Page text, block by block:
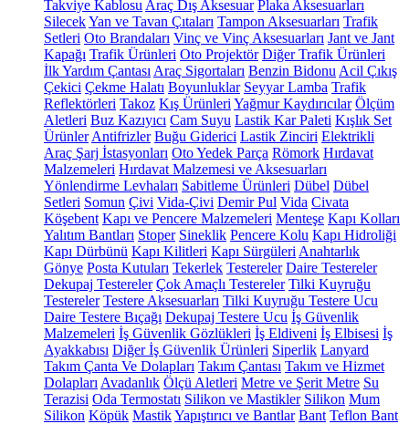
Takviye Kablosu Araç Dış Aksesuar Plaka Aksesuarları
SilecekYan ve Tavan Çıtaları Tampon Aksesuarları Trafik
Setleri Oto Brandaları Vinç ve Vinç Aksesuarları Jant ve Jant
Kapağı Trafik Ürünleri Oto Projektör Diğer Trafik Ürünleri
İlk Yardım Çantası Araç Sigortaları Benzin Bidonu Acil Çıkış
Çekici Çekme Halatı Boyunluklar Seyyar Lamba Trafik
Reflektörleri Takoz Kış Ürünleri Yağmur Kaydırıcılar Ölçüm
Aletleri Buz Kazıyıcı Cam Suyu Lastik Kar Paleti Kışlık Set
Ürünler Antifrizler Buğu Giderici Lastik Zinciri Elektrikli
Araç Şarj İstasyonları Oto Yedek Parça Römork Hırdavat
Malzemeleri Hırdavat Malzemesi ve Aksesuarları
Yönlendirme Levhaları Sabitleme Ürünleri Dübel Dübel
Setleri Somun Çivi Vida-Çivi Demir Pul Vida Civata
Köşebent Kapı ve Pencere Malzemeleri Menteşe Kapı Kolları
Yalıtım Bantları Stoper Sineklik Pencere Kolu Kapı Hidroliği
Kapı Dürbünü Kapı Kilitleri Kapı Sürgüleri Anahtarlık
Gönye Posta Kutuları Tekerlek Testereler Daire Testereler
Dekupaj Testereler Çok Amaçlı Testereler Tilki Kuyruğu
Testereler Testere Aksesuarları Tilki Kuyruğu Testere Ucu
Daire Testere Bıçağı Dekupaj Testere Ucu İş Güvenlik
Malzemeleri İş Güvenlik Gözlükleri İş Eldiveni İş Elbisesi İş
Ayakkabısı Diğer İş Güvenlik Ürünleri Siperlik Lanyard
Takım Çanta Ve Dolapları Takım Çantası Takım ve Hizmet
Dolapları Avadanlık Ölçü Aletleri Metre ve Şerit Metre Su
Terazisi Oda Termostatı Silikon ve Mastikler Silikon Mum
Silikon Köpük MastikYapıştırıcı ve Bantlar Bant Teflon Bant